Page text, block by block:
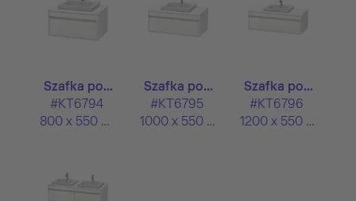
Szafka po...
#KT6794
800 x 550 mm
Szafka po...
#KT6795
1000 x 550 mm
Szafka po...
#KT6796
1200 x 550 mm